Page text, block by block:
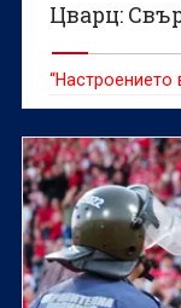
Цварц: